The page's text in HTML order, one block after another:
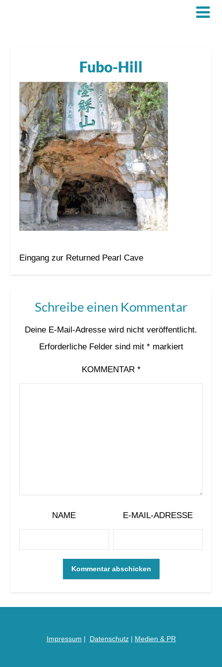
Fubo-Hill
Eingang zur Returned Pearl Cave
Schreibe einen Kommentar
Deine E-Mail-Adresse wird nicht veröffentlicht.
Erforderliche Felder sind mit *markiert
KOMMENTAR *
NAME E-MAIL-ADRESSE
Impressum | Datenschutz| Medien & PR